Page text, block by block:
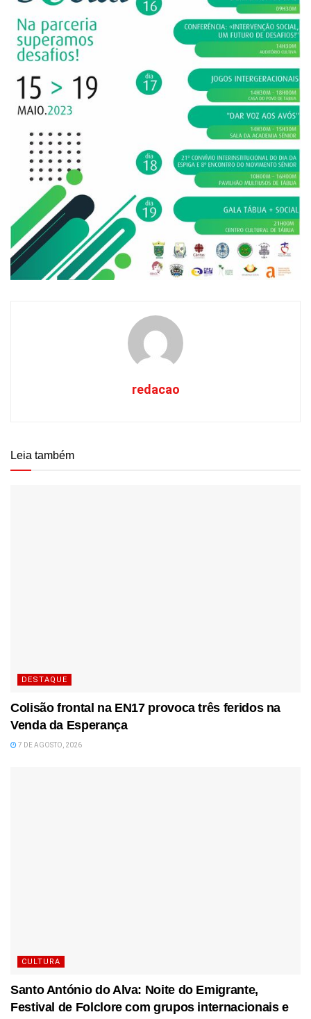
redacao
Leia também
DESTAQUE
Colisão frontal na EN17 provoca três feridos na
Venda da Esperança
7 DE AGOSTO, 2026
CULTURA
Santo António do Alva: Noite do Emigrante,
Festival de Folclore com grupos internacionais e